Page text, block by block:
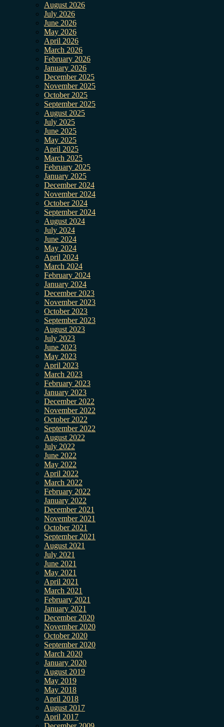
August 2026
July 2026
June 2026
May 2026
April 2026
March 2026
February 2026
January 2026
December 2025
November 2025
October 2025
September 2025
August 2025
July 2025
June 2025
May 2025
April 2025
March 2025
February 2025
January 2025
December 2024
November 2024
October 2024
September 2024
August 2024
July 2024
June 2024
May 2024
April 2024
March 2024
February 2024
January 2024
December 2023
November 2023
October 2023
September 2023
August 2023
July 2023
June 2023
May 2023
April 2023
March 2023
February 2023
January 2023
December 2022
November 2022
October 2022
September 2022
August 2022
July 2022
June 2022
May 2022
April 2022
March 2022
February 2022
January 2022
December 2021
November 2021
October 2021
September 2021
August 2021
July 2021
June 2021
May 2021
April 2021
March 2021
February 2021
January 2021
December 2020
November 2020
October 2020
September 2020
March 2020
January 2020
August 2019
May 2019
May 2018
April 2018
August 2017
April 2017